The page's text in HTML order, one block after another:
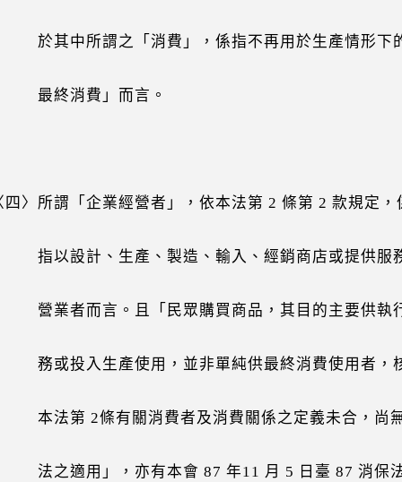
中所謂之「消費」，係指不再用於生產情形下
消費」而言。
所謂「企業經營者」，依本法第 2 條第 2 款規定，
設計、生產、製造、輸入、經銷商店或提供服
者而言。且「民眾購買商品，其目的主要供執
投入生產使用，並非單純供最終消費使用者，
第 2條有關消費者及消費關係之定義未合，尚
適用」，亦有本會 87 年11 月 5 日臺 87 消保